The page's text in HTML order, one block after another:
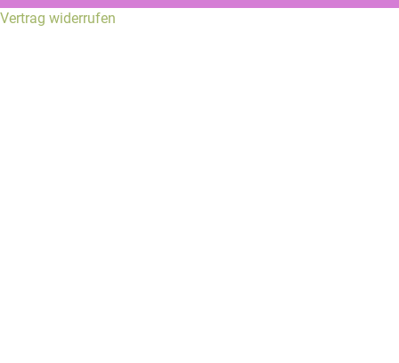
Vertrag widerrufen